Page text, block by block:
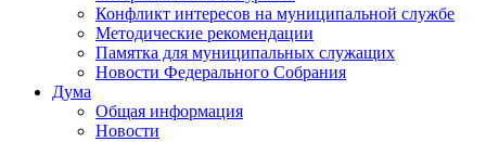
Конфликт интересов на муниципальной службе
Методические рекомендации
Памятка для муниципальных служащих
Новости Федерального Cобрания
Дума
Общая информация
Новости